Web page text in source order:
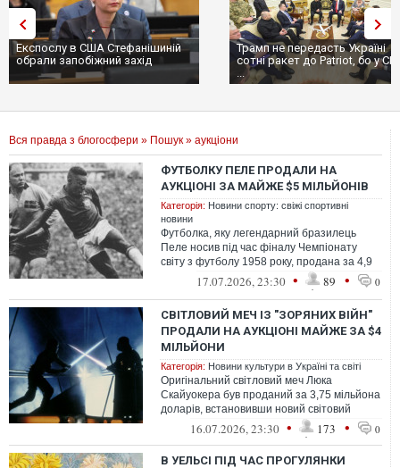
Експослу в США Стефанішиній
обрали запобіжний захід
Трамп не передасть Україні
сотні ракет до Patriot, бо у
...
Вся правда з блогосфери » Пошук » аукціони
ФУТБОЛКУ ПЕЛЕ ПРОДАЛИ НА
АУКЦІОНІ ЗА МАЙЖЕ $5 МІЛЬЙОНІВ
Категорія: Новини спорту: свіжі спортивні
новини
Футболка, яку легендарний бразилець
Пеле носив під час фіналу Чемпіонату
світу з футболу 1958 року, продана за 4,9
мільйона доларів США на аукціоні So...
17.07.2026, 23:30 • 89 • 0
СВІТЛОВИЙ МЕЧ ІЗ "ЗОРЯНИХ ВІЙН"
ПРОДАЛИ НА АУКЦІОНІ МАЙЖЕ ЗА $4
МІЛЬЙОНИ
Категорія: Новини культури в Україні та світі
Оригінальний світловий меч Люка
Скайуокера був проданий за 3,75 мільйона
доларів, встановивши новий світовий
аукціонний рекорд для реквізиту із
16.07.2026, 23:30 • 173 • 0
В УЕЛЬСІ ПІД ЧАС ПРОГУЛЯНКИ